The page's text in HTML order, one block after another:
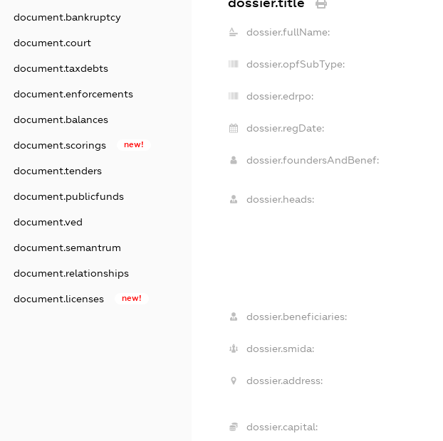
document.bankruptcy
document.court
document.taxdebts
document.enforcements
document.balances
document.scorings new!
document.tenders
document.publicfunds
document.ved
document.semantrum
document.relationships
document.licenses new!
dossier.fullName:
dossier.opfSubType:
dossier.edrpo:
dossier.regDate:
dossier.foundersAndBenef:
dossier.heads:
dossier.beneficiaries:
dossier.smida:
dossier.address:
dossier.capital: